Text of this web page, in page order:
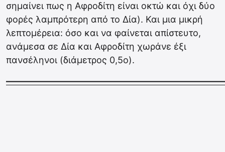
σημαίνει πως η Αφροδίτη είναι οκτώ και όχι δύο
φορές λαμπρότερη από το Δία). Και μια μικρή
λεπτομέρεια: όσο και να φαίνεται απίστευτο,
ανάμεσα σε Δία και Αφροδίτη χωράνε έξι
πανσέληνοι (διάμετρος 0,5ο).